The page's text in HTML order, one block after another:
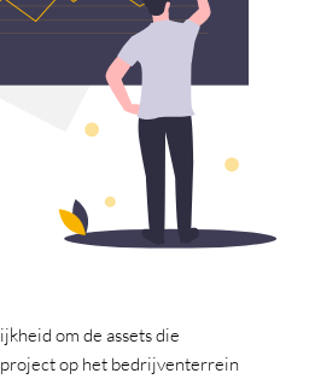
om de assets die
op het bedrijventerrein